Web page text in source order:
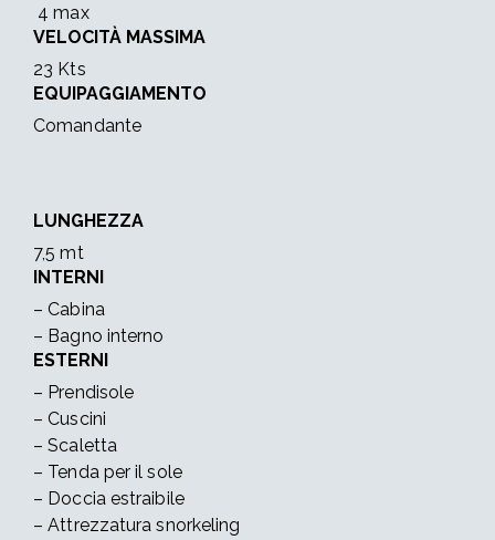
4 max
VELOCITÀ MASSIMA
23 Kts
EQUIPAGGIAMENTO
Comandante
LUNGHEZZA
7,5 mt
INTERNI
– Cabina
– Bagno interno
ESTERNI
– Prendisole
– Cuscini
– Scaletta
– Tenda per il sole
– Doccia estraibile
– Attrezzatura snorkeling